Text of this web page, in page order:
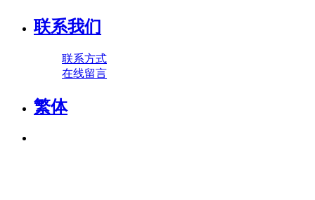
联系我们
联系方式
在线留言
繁体